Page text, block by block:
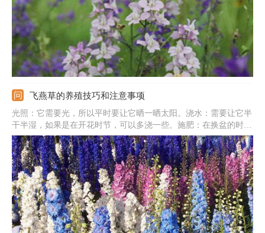
飞燕草的养殖技巧和注意事项
光照：它需要光，所以平时要让它晒一晒太阳。浇水：需要让它半
干半湿，如果是在开花时节，可以多浇一些。施肥：在换盆的时候
就需要施加一些肥料，之后大概每一个月给它施加一到三次的饼肥
水就可以。